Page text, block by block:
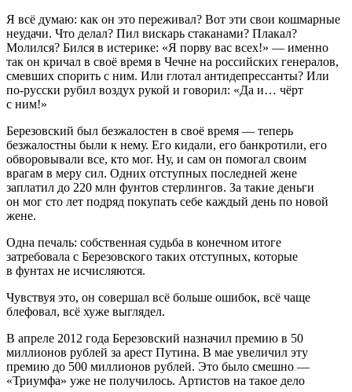
Я всё думаю: как он это переживал? Вот эти свои кошмарные
неудачи. Что делал? Пил вискарь стаканами? Плакал?
Молился? Бился в истерике: «Я порву вас всех!» — именно
так он кричал в своё время в Чечне на российских генералов,
смевших спорить с ним. Или глотал антидепрессанты? Или
по-русски рубил воздух рукой и говорил: «Да и… чёрт
с ним!»
Березовский был безжалостен в своё время — теперь
безжалостны были к нему. Его кидали, его банкротили, его
обворовывали все, кто мог. Ну, и сам он помогал своим
врагам в меру сил. Одних отступных последней жене
заплатил до 220 млн фунтов стерлингов. За такие деньги
он мог сто лет подряд покупать себе каждый день по новой
жене.
Одна печаль: собственная судьба в конечном итоге
затребовала с Березовского таких отступных, которые
в фунтах не исчисляются.
Чувствуя это, он совершал всё больше ошибок, всё чаще
блефовал, всё хуже выглядел.
В апреле 2012 года Березовский назначил премию в 50
миллионов рублей за арест Путина. В мае увеличил эту
премию до 500 миллионов рублей. Это было смешно —
«Триумфа» уже не получилось. Артистов на такое дело